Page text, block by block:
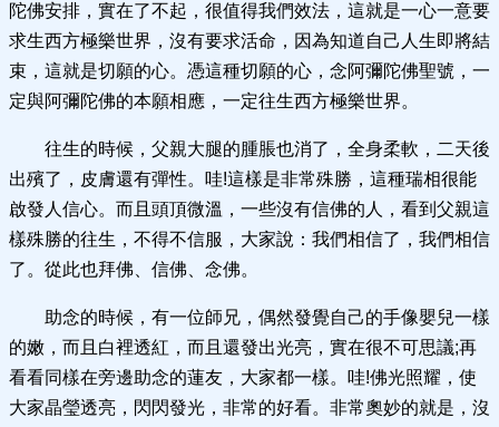
陀佛安排，實在了不起，很值得我們效法，這就是一心一意要
求生西方極樂世界，沒有要求活命，因為知道自己人生即將結
束，這就是切願的心。憑這種切願的心，念阿彌陀佛聖號，一
定與阿彌陀佛的本願相應，一定往生西方極樂世界。
往生的時候，父親大腿的腫脹也消了，全身柔軟，二天後
出殯了，皮膚還有彈性。哇!這樣是非常殊勝，這種瑞相很能
啟發人信心。而且頭頂微溫，一些沒有信佛的人，看到父親這
樣殊勝的往生，不得不信服，大家說：我們相信了，我們相信
了。從此也拜佛、信佛、念佛。
助念的時候，有一位師兄，偶然發覺自己的手像嬰兒一樣
的嫩，而且白裡透紅，而且還發出光亮，實在很不可思議;再
看看同樣在旁邊助念的蓮友，大家都一樣。哇!佛光照耀，使
大家晶瑩透亮，閃閃發光，非常的好看。非常奧妙的就是，沒